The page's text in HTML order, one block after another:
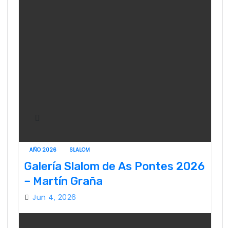
AÑO 2026 SLALOM
Galería Slalom de As Pontes 2026
– Martín Graña
Jun 4, 2026